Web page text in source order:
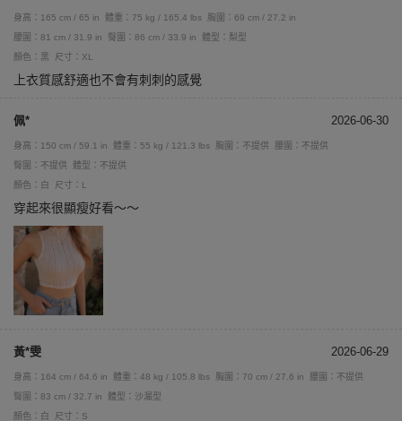
身高：165 cm / 65 in 體重：75 kg / 165.4 lbs
胸圍：69 cm / 27.2 in
腰圍：81 cm / 31.9 in
臀圍：86 cm / 33.9 in
體型：梨型
顏色：黑
尺寸：XL
上衣質感舒適也不會有刺刺的感覺
佩* 2026-06-30
身高：150 cm / 59.1 in 體重：55 kg / 121.3 lbs 胸圍：不提供
腰圍：不提供
臀圍：不提供
體型：不提供
顏色：白
尺寸：L
穿起來很顯瘦好看～～
黃*雯 2026-06-29
身高：164 cm / 64.6 in 體重：48 kg / 105.8 lbs 胸圍：70 cm / 27.6 in
腰圍：不提供
臀圍：83 cm / 32.7 in
體型：沙漏型
顏色：白
尺寸：S